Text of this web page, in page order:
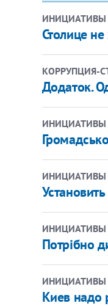
ИНИЦИАТИВЫ
Столице не
КОРРУПЦИЯ-
Додаток.
ИНИЦИАТИВЫ
ИНИЦИАТИВЫ
ИНИЦИАТИВЫ
Потрібно
ИНИЦИАТИВЫ
Киев надо